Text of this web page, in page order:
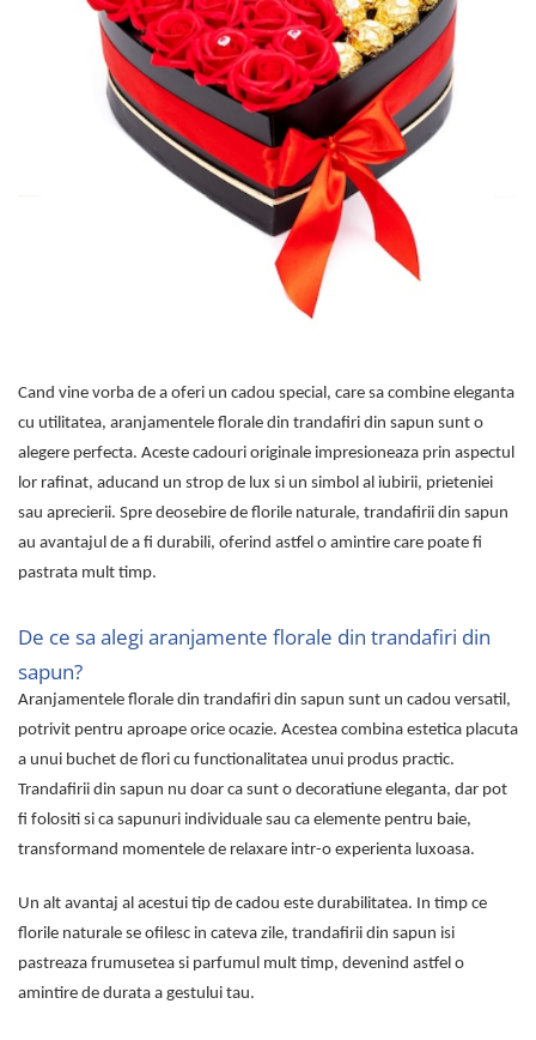
Cadouri barbati
Seturi cadou barbati
Seturi cadou barbati portofel si curea
Ceasuri pentru EL
Cadouri craciun barbati
Cadouri personalizate barbati
Cadouri craciun copii
Colectia Disney
Sticlă pentru apa Personalizată
Sepci personalizate
Seturi cadou pentru copii KID's Collection
Lenjerii de pat pentru copii
Cadouri Cuplu
Pijamale de CRACIUN
Pijamale de dama
Pijamale de barbati
Halate si capoate
WINTER Collection
Seturi elegante femei
Umbrele
Pijamale de copii
Pijamale BIG SIZE femei
Etichete scolare
Sepci personalizate
Bannere personalizate scoli si gradinite
Caserole personalizate sandwich
Saculeti personalizati
Cand vine vorba de a oferi un cadou special, care sa combine eleganta
cu utilitatea, aranjamentele florale din trandafiri din sapun sunt o
alegere perfecta. Aceste cadouri originale impresioneaza prin aspectul
lor rafinat, aducand un strop de lux si un simbol al iubirii, prieteniei
sau aprecierii. Spre deosebire de florile naturale, trandafirii din sapun
au avantajul de a fi durabili, oferind astfel o amintire care poate fi
pastrata mult timp.
De ce sa alegi aranjamente florale din trandafiri din
sapun?
Aranjamentele florale din trandafiri din sapun sunt un cadou versatil,
potrivit pentru aproape orice ocazie. Acestea combina estetica placuta
a unui buchet de flori cu functionalitatea unui produs practic.
Trandafirii din sapun nu doar ca sunt o decoratiune eleganta, dar pot
fi folositi si ca sapunuri individuale sau ca elemente pentru baie,
transformand momentele de relaxare intr-o experienta luxoasa.
Un alt avantaj al acestui tip de cadou este durabilitatea. In timp ce
florile naturale se ofilesc in cateva zile, trandafirii din sapun isi
pastreaza frumusetea si parfumul mult timp, devenind astfel o
amintire de durata a gestului tau.